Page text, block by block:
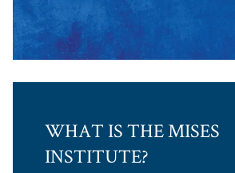
WHAT IS THE MISES
INSTITUTE?